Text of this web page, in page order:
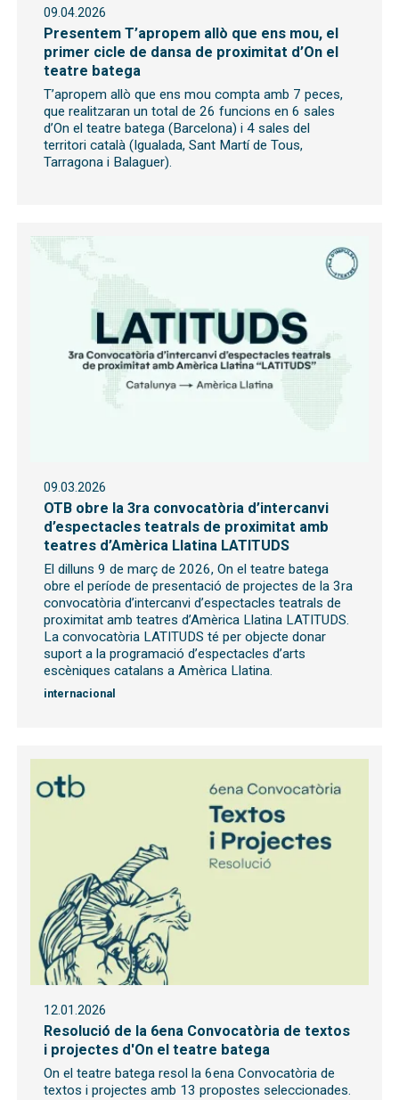
09.04.2026
Presentem T’apropem allò que ens mou, el
primer cicle de dansa de proximitat d’On el
teatre batega
T’apropem allò que ens mou compta amb 7 peces,
que realitzaran un total de 26 funcions en 6 sales
d’On el teatre batega (Barcelona) i 4 sales del
territori català (Igualada, Sant Martí de Tous,
Tarragona i Balaguer).
09.03.2026
OTB obre la 3ra convocatòria d’intercanvi
d’espectacles teatrals de proximitat amb
teatres d’Amèrica Llatina LATITUDS
El dilluns 9 de març de 2026, On el teatre batega
obre el període de presentació de projectes de la 3ra
convocatòria d’intercanvi d’espectacles teatrals de
proximitat amb teatres d’Amèrica Llatina LATITUDS.
La convocatòria LATITUDS té per objecte donar
suport a la programació d’espectacles d’arts
escèniques catalans a Amèrica Llatina.
internacional
12.01.2026
Resolució de la 6ena Convocatòria de textos
i projectes d'On el teatre batega
On el teatre batega resol la 6ena Convocatòria de
textos i projectes amb 13 propostes seleccionades.